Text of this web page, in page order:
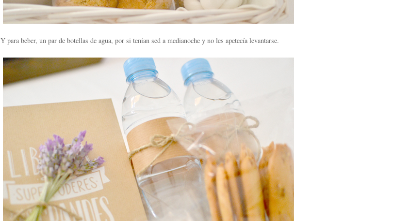
Y para beber, un par de botellas de agua, por si tenían sed a medianoche y no les apetecía levantarse.